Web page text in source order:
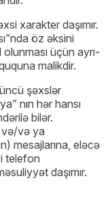
xarakter daşımır.
öz əksini
üçün ayrı-
malikdir.
şəxslər
nın hər hansı
bilər.
və/və ya
mesajlarına, eləcə
telefon
daşımır.